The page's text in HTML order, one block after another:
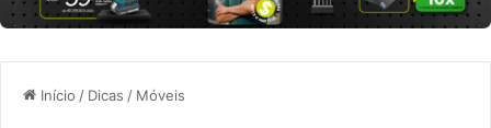
Início / Dicas / Móveis